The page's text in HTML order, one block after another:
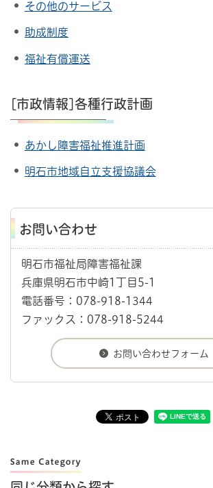
その他のサービス
助成制度
福祉有償運送
[市政情報]各種行政計画
あかし障害福祉推進計画
明石市地域自立支援協議会
お問い合わせ
明石市福祉局障害福祉課
兵庫県明石市中崎1丁目5-1
電話番号：078-918-1344
ファックス：078-918-5244